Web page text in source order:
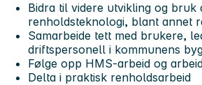
Bidra til videre utvikling og bruk
renholdsteknologi, blant annet
Samarbeide tett med brukere,
driftspersonell i kommunens
Følge opp HMS-arbeid og
Delta i praktisk renholdsarbeid